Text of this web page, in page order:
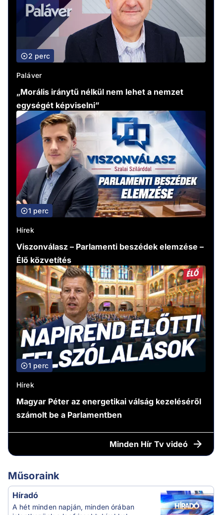
2 perc
Paláver
„Morális iránytű nélkül nem lehet a nemzet
egységét képviselni”
1 perc
Hírek
Viszonválasz – Parlamenti beszédek elemzése –
Élő közvetítés
1 perc
Hírek
Magyar Péter az energetikai válság kezeléséről
számolt be a Parlamentben
Minden Hír Tv videó
Műsoraink
Híradó
A hét minden napján, minden órában